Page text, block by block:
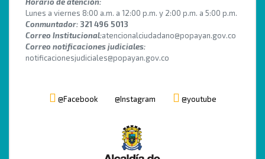
Horario de atención:
Lunes a viernes 8:00 a.m. a 12:00 p.m. y 2:00 p.m. a 5:00 p.m.
Conmuntador: 321 496 5013
Correo Institucional:atencionalciudadano@popayan.gov.co
Correo notificaciones judiciales:
notificacionesjudiciales@popayan.gov.co
@Facebook @Instagram @youtube